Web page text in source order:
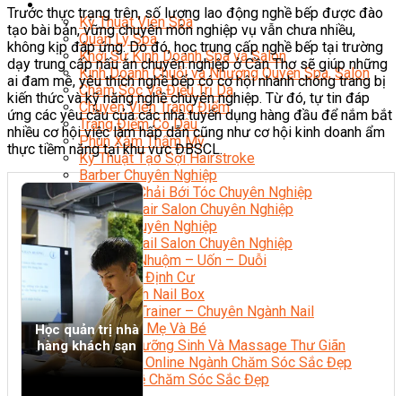
Sắc Đẹp
Kỹ Thuật Viên Spa
Quản Lý Spa
Khởi Sự Kinh Doanh Spa và Salon
Kinh Doanh Chuỗi và Nhượng Quyền Spa, Salon
Chăm Sóc Và Điều Trị Da
Chuyên Viên Trang Điểm
Trang Điểm Cô Dâu
Phun Xăm Thẩm Mỹ
Kỹ Thuật Tạo Sợi Hairstroke
Barber Chuyên Nghiệp
Kỹ Thuật Chải Bới Tóc Chuyên Nghiệp
Quản Lý Hair Salon Chuyên Nghiệp
Nối Mi Chuyên Nghiệp
Quản Lý Nail Salon Chuyên Nghiệp
Kỹ Thuật Nhuộm – Uốn – Duỗi
Nail Salon Định Cư
Kinh Doanh Nail Box
Train The Trainer – Chuyên Ngành Nail
Chăm Sóc Mẹ Và Bé
Gội Đầu Dưỡng Sinh Và Massage Thư Giãn
Marketing Online Ngành Chăm Sóc Sắc Đẹp
Chuyên Đề Chăm Sóc Sắc Đẹp
Trước thực trạng trên, số lượng lao động nghề bếp được đào
tạo bài bản, vững chuyên môn nghiệp vụ vẫn chưa nhiều,
không kịp đáp ứng. Do đó, học trung cấp nghề bếp tại trường
dạy trung cấp nấu ăn chuyên nghiệp ở Cần Thơ sẽ giúp những
ai đam mê, yêu thích nghề bếp có cơ hội nhanh chóng trang bị
kiến thức và kỹ năng nghề chuyên nghiệp. Từ đó, tự tin đáp
ứng các yêu cầu của các nhà tuyển dụng hàng đầu để nắm bắt
nhiều cơ hội việc làm hấp dẫn cũng như cơ hội kinh doanh ẩm
thực tiềm năng tại khu vực ĐBSCL.
Học quản trị nhà
hàng khách sạn